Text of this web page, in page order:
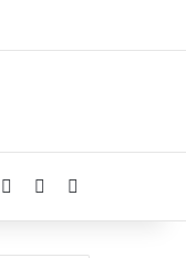
LinkedinYouTube